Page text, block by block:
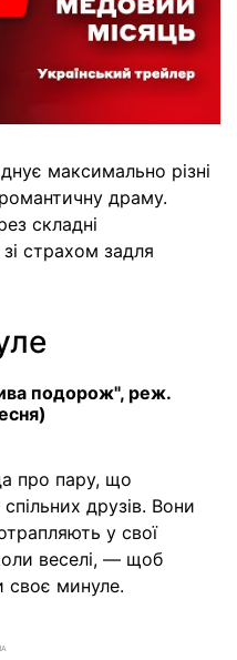
максимально різні
драму.
складні
страхом задля
подорож", реж.
про пару, що
друзів. Вони
у свої
веселі, — щоб
своє минуле.